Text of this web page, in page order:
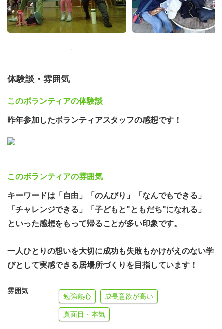
初参加の方は事前研修への参加が必須です ＞＞＞「事前
研修について」を参照ください。
日程・定員・対象
複数組参加する事も可能です。 ●各日程の詳細はお問合せ
6．待遇・概要
＜名 称＞ 自然体験共学センター短期ボランティアスタッ
フ【通称】サポーター
＜補 助＞ 一定の金額をお支払いします。（1組1000円程
＜食 事＞ 子どもたちと一緒につくります。
＜住 居＞ 子どもたちと一緒に過ごします。（奈良 施設 滋
＜保 険＞ センターが一定のボランティア傷害保険に加入
し、活動中に生じた事故を保障します。
＜参加証明書＞ 希望者のみ、活動参加証明書の発行に対
体験談・雰囲気
このボランティアの体験談
昨年参加したボランティアスタッフの感想です！
このボランティアの雰囲気
キーワードは「自由」「のんびり」「なんでもできる」
「チャレンジできる」「子どもと"ともだち"になれる」
といった感想をもって帰ることが多い印象です。
一人ひとりの想いを大切に成功も失敗もかけがえのない学
びとして実感できる居場所づくりを目指しています！
雰囲気
勉強熱心 成長意欲が高い
真面目・本気